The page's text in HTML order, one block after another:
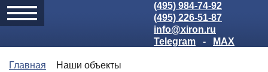
(495) 984-74-92
(495) 226-51-87
info@xiron.ru
Telegram
- MAX
Главная Наши объекты